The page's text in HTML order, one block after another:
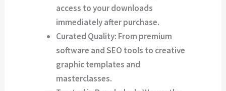
access to your downloads
immediately after purchase.
Curated Quality: From premium
software and SEO tools to creative
graphic templates and
masterclasses.